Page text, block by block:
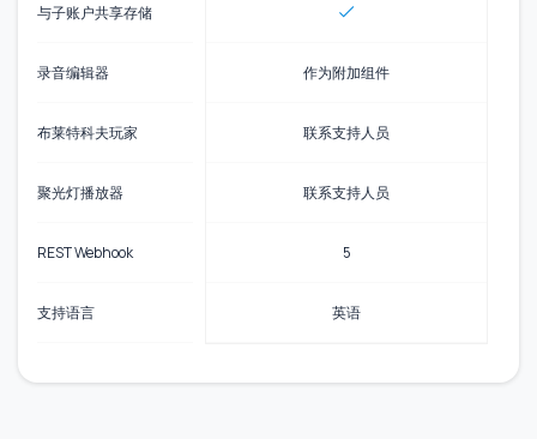
与子账户共享存储
录音编辑器
布莱特科夫玩家
聚光灯播放器
REST Webhook
支持语言
作为附加组件
联系支持人员
联系支持人员
5
英语